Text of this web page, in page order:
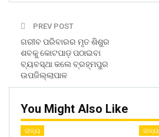
PREV POST
ଗରୀବ ପରିବାରର ମୃତ ଶିଶୁର
ଶବକୁ କୋଟପାଡ଼ ପଠାଇବା
ବ୍ୟବସ୍ଥା କଲେ ବ୍ରହ୍ମପୁର
ଉପଜିଲ୍ଲାପାଳ
You Might Also Like
ରାଜ୍ୟ ରାଜ୍ୟ